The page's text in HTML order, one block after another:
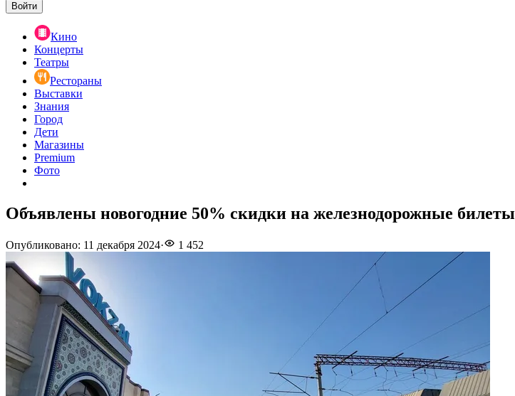
Войти
Кино
Концерты
Театры
Рестораны
Выставки
Знания
Город
Дети
Магазины
Premium
Фото
Объявлены новогодние 50% скидки на железнодорожные билеты
Опубликовано: 11 декабря 2024· 1 452